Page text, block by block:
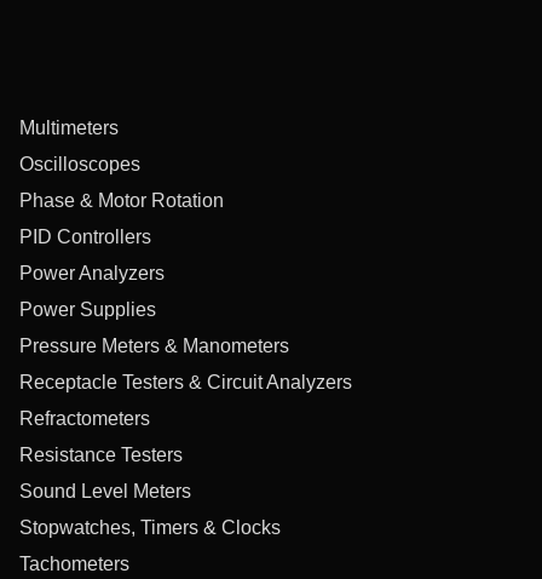
Multimeters
Oscilloscopes
Phase & Motor Rotation
PID Controllers
Power Analyzers
Power Supplies
Pressure Meters & Manometers
Receptacle Testers & Circuit Analyzers
Refractometers
Resistance Testers
Sound Level Meters
Stopwatches, Timers & Clocks
Tachometers